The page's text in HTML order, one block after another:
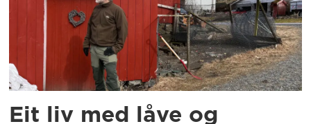
Eit liv med låve og